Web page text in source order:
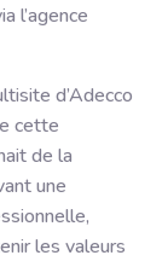
l’agence
d’Adecco
cette
de la
une
les valeurs